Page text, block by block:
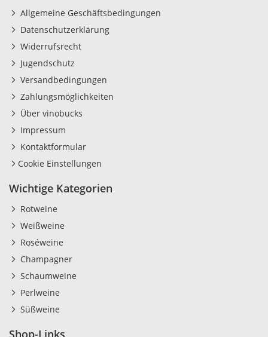
Allgemeine Geschäftsbedingungen
Datenschutzerklärung
Widerrufsrecht
Jugendschutz
Versandbedingungen
Zahlungsmöglichkeiten
Über vinobucks
Impressum
Kontaktformular
Cookie Einstellungen
Wichtige Kategorien
Rotweine
Weißweine
Roséweine
Champagner
Schaumweine
Perlweine
Süßweine
Shop-Links